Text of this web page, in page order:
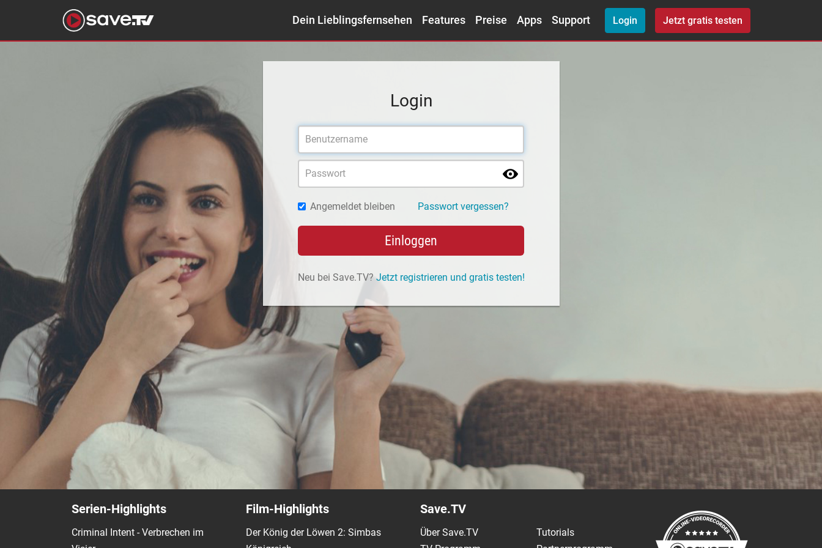
Dein Lieblingsfernsehen Features Preise Apps Support Login Jetzt gratis testen
Login
Angemeldet bleiben Passwort vergessen?
Einloggen
Neu bei Save.TV? Jetzt registrieren und gratis testen!
Serien-Highlights
Criminal Intent - Verbrechen im
Film-Highlights
Der König der Löwen 2: Simbas
Save.TV
Über Save.TV
Tutorials